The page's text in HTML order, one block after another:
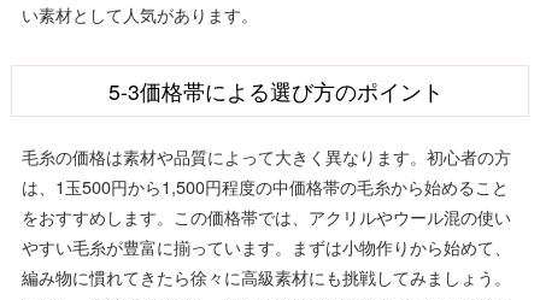
い素材として人気があります。
5-3価格帯による選び方のポイント
毛糸の価格は素材や品質によって大きく異なります。初心者の方
は、1玉500円から1,500円程度の中価格帯の毛糸から始めること
をおすすめします。この価格帯では、アクリルやウール混の使い
やすい毛糸が豊富に揃っています。まずは小物作りから始めて、
編み物に慣れてきたら徐々に高級素材にも挑戦してみましょう。